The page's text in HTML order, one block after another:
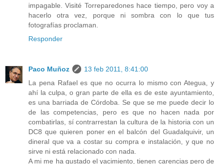
impagable. Visité Torreparedones hace tiempo, pero voy a
hacerlo otra vez, porque ni sombra con lo que tus
fotografías proclaman.
Responder
Paco Muñoz
13 feb 2011, 8:41:00
La pena Rafael es que no ocurra lo mismo con Ategua, y
ahí la culpa, o gran parte de ella es de este ayuntamiento,
es una barriada de Córdoba. Se que se me puede decir lo
de las competencias, pero es que no hacen nada por
combatirlas, sí contrarrestan la cultura de la historia con un
DC8 que quieren poner en el balcón del Guadalquivir, un
dineral que va a costar su compra e instalación, y que no
sirve ni está relacionado con nada.
A mi me ha gustado el yacimiento, tienen carencias pero de